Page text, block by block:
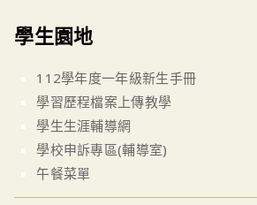
學生園地
112學年度一年級新生手冊
學習歷程檔案上傳教學
學生生涯輔導網
學校申訴專區(輔導室)
午餐菜單